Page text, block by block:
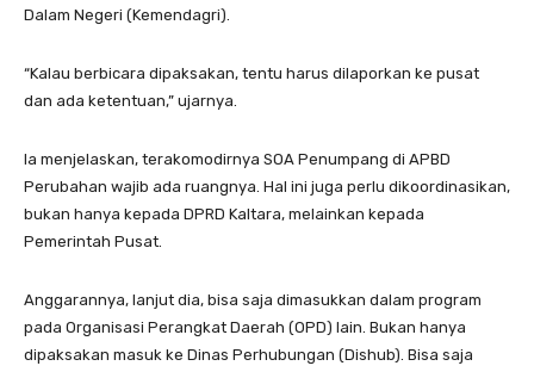
Dalam Negeri (Kemendagri).
“Kalau berbicara dipaksakan, tentu harus dilaporkan ke pusat
dan ada ketentuan,” ujarnya.
Ia menjelaskan, terakomodirnya SOA Penumpang di APBD
Perubahan wajib ada ruangnya. Hal ini juga perlu dikoordinasikan,
bukan hanya kepada DPRD Kaltara, melainkan kepada
Pemerintah Pusat.
Anggarannya, lanjut dia, bisa saja dimasukkan dalam program
pada Organisasi Perangkat Daerah (OPD) lain. Bukan hanya
dipaksakan masuk ke Dinas Perhubungan (Dishub). Bisa saja